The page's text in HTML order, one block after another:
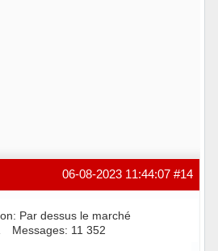
#14
06-08-2023 11:44:07
Par dessus le marché
Messages: 11 352